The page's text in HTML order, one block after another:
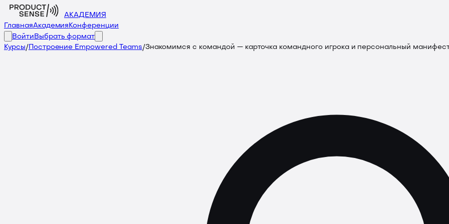
АКАДЕМИЯ
ГлавнаяАкадемия Конференции
Войти Выбрать формат
Курсы/ Построение Empowered Teams/Знакомимся с командой — карточка командного игрока и персональный